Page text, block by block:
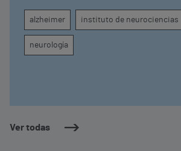
Ver todas
seguimiento clínico de cada paciente
alzheimer instituto de neurociencias
neurología